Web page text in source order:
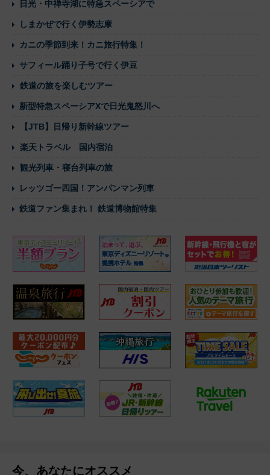
日光・中禅寺湖に特急スペーシアで
しまかぜで行く伊勢志摩
カニの季節到来！カニ旅行特集！
サフィール踊り子号で行く伊豆
鉄道の旅を楽しむツアー
新型特急スペーシアXで日光鬼怒川へ
【JTB】日帰り新幹線ツアー
楽天トラベル 国内宿泊
観光列車・寝台列車の旅
レッツゴー四国！アンパンマン列車
鉄道ファン集まれ！ 鉄道博物館特集
今、あなたにオススメ